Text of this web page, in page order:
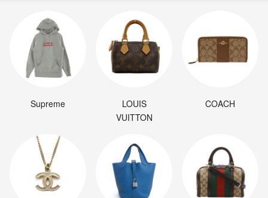
Supreme
LOUIS
VUITTON
COACH